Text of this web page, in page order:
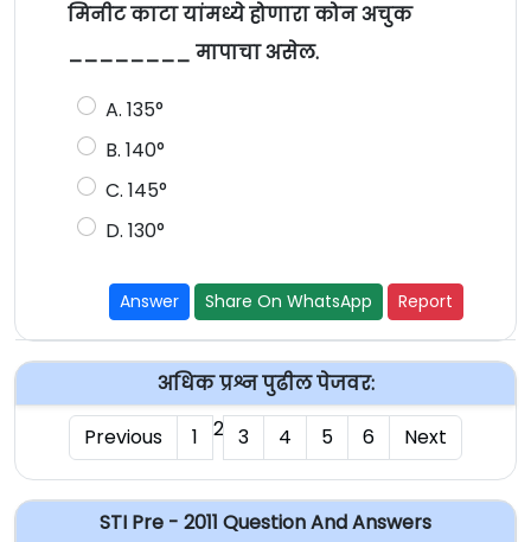
मिनीट काटा यांमध्ये होणारा कोन अचुक
________ मापाचा असेल.
A. 135°
B. 140°
C. 145°
D. 130°
Answer Share On WhatsApp Report
अधिक प्रश्न पुढील पेजवर:
Previous
1 2 3 4 5 6 Next
STI Pre - 2011 Question And Answers